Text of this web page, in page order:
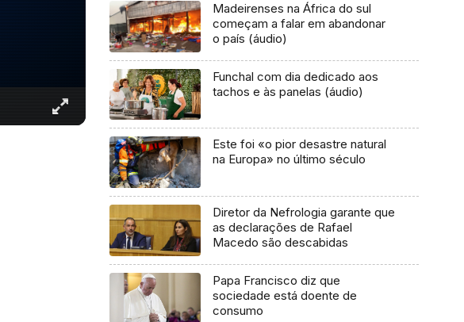
Madeirenses na África do sul
começam a falar em abandonar
o país (áudio)
Funchal com dia dedicado aos
tachos e às panelas (áudio)
Este foi «o pior desastre natural
na Europa» no último século
Diretor da Nefrologia garante que
as declarações de Rafael
Macedo são descabidas
Papa Francisco diz que
sociedade está doente de
consumo